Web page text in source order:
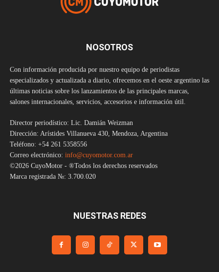
NOSOTROS
Con información producida por nuestro equipo de periodistas
especializados y actualizada a diario, ofrecemos en el oeste argentino las
últimas noticias sobre los lanzamientos de las principales marcas,
salones internacionales, servicios, accesorios e información útil.
Director periodístico: Lic. Damián Weizman
Dirección: Arístides Villanueva 430, Mendoza, Argentina
Teléfono: +54 261 5358556
Correo electrónico: info@cuyomotor.com.ar
©2026 CuyoMotor - ®Todos los derechos reservados
Marca registrada №: 3.700.020
NUESTRAS REDES